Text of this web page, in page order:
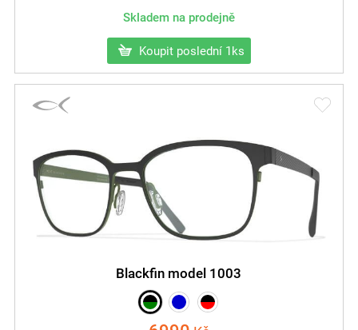
Skladem na prodejně
Koupit poslední 1ks
Blackfin model 1003